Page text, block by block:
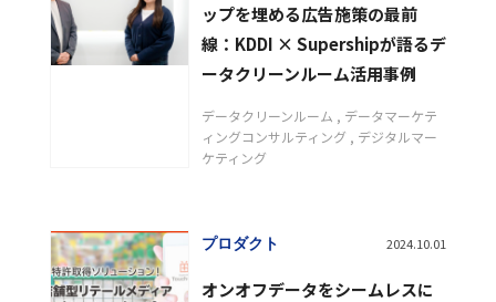
ップを埋める広告施策の最前
線：KDDI × Supershipが語るデ
ータクリーンルーム活用事例
データクリーンルーム
データマーケテ
ィングコンサルティング
デジタルマー
ケティング
プロダクト 2024.10.01
オンオフデータをシームレスに